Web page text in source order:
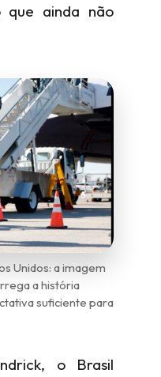
que ainda não
Unidos: a imagem
a história
suficiente para
o Brasil